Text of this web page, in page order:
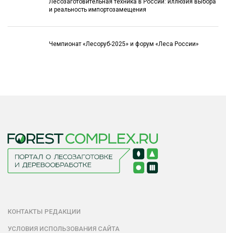
и реальность импортозамещения
Чемпионат «Лесоруб-2025» и форум «Леса России»
КОНТАКТЫ РЕДАКЦИИ
УСЛОВИЯ ИСПОЛЬЗОВАНИЯ САЙТА